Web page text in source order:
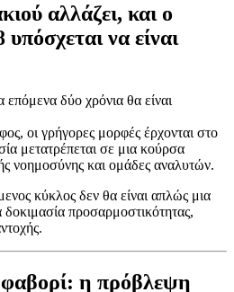
αλλάζει, και ο
να είναι
επόμενα δύο χρόνια θα είναι
οι γρήγορες μορφές έρχονται στο
μετατρέπεται σε μια κούρσα
νοημοσύνης και ομάδες αναλυτών.
κύκλος δεν θα είναι απλώς μια
προσαρμοστικότητας,
φαβορί: η πρόβλεψη